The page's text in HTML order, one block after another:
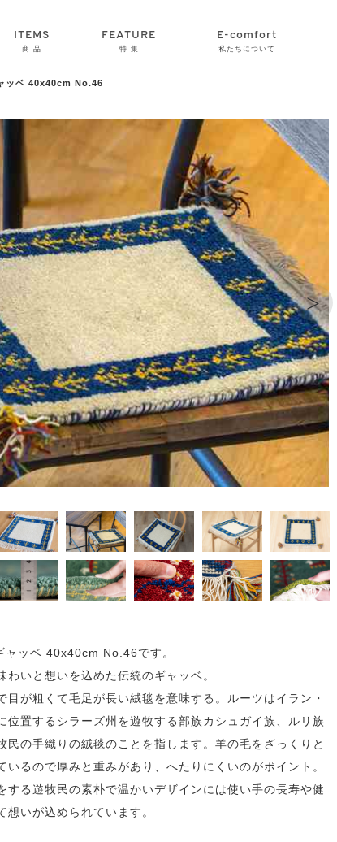
ITEMS
商 品
FEATURE
特 集
E-comfort
私たちについて
いて
ッベ 40x40cm No.46
>
ッベ 40x40cm No.46です。
わいと想いを込めた伝統のギャッベ。
目が粗くて毛足が長い絨毯を意味する。ルーツはイラン・
位置するシラーズ州を遊牧する部族カシュガイ族、ルリ族
民の手織りの絨毯のことを指します。羊の毛をざっくりと
いるので厚みと重みがあり、へたりにくいのがポイント。
する遊牧民の素朴で温かいデザインには使い手の長寿や健
想いが込められています。